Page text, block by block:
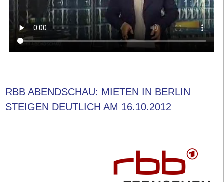
RBB ABENDSCHAU: MIETEN IN BERLIN
STEIGEN DEUTLICH AM 16.10.2012